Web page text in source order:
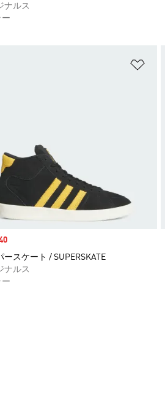
ナルス
ー
価格
ースケート / SUPERSKATE
ナルス
ー